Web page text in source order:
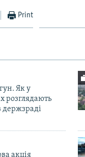
Print
Як у
розглядають
держзраді
акція